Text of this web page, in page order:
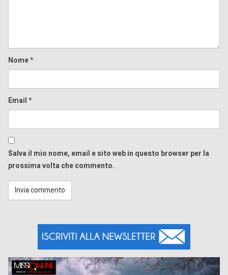
Nome*
Email*
Salva il mio nome, email e sito web in questo browser per la
prossima volta che commento.